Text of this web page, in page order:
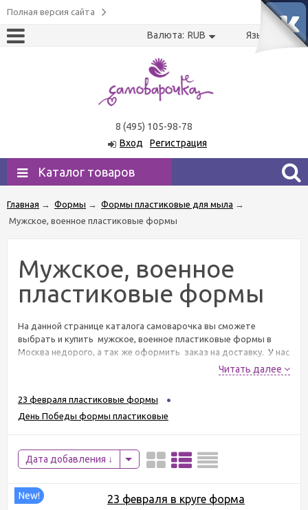
Полная версия сайта
Валюта: RUB Язык: USRU
8 (495) 105-98-78
Вход
Регистрация
Каталог товаров
Главная → Формы → Формы пластиковые для мыла →
Мужское, военное пластиковые формы
Мужское, военное
пластиковые формы
На данной странице каталога самоварочка вы сможете
выбрать и купить мужское, военное пластиковые формы в
Москва недорого, а так же оформить заказ на доставку. У нас
широкий подбор товаров категории мужское, военное
пластиковые формы. В наличии 287 товаров "формы
Читать далее
23 февраля пластиковые формы
День Победы формы пластиковые
Дата добавления
New!
23 февраля в круге форма